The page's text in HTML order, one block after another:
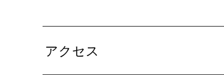
アクセス